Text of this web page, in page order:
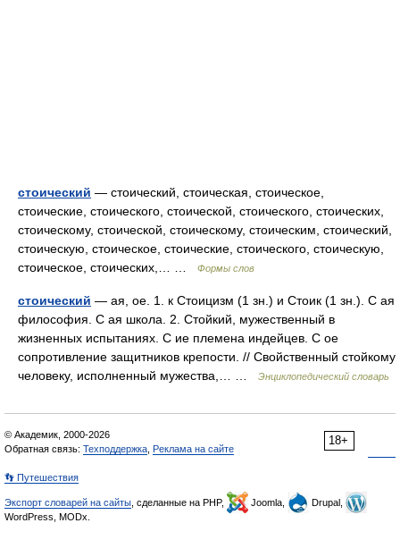
стоический — стоический, стоическая, стоическое,
стоические, стоического, стоической, стоического, стоических,
стоическому, стоической, стоическому, стоическим, стоический,
стоическую, стоическое, стоические, стоического, стоическую,
стоическое, стоических,… …
Формы слов
стоический — ая, ое. 1. к Стоицизм (1 зн.) и Стоик (1 зн.). С ая
философия. С ая школа. 2. Стойкий, мужественный в
жизненных испытаниях. С ие племена индейцев. С ое
сопротивление защитников крепости. // Свойственный стойкому
человеку, исполненный мужества,… …
Энциклопедический словарь
18+
© Академик, 2000-2026
Обратная связь: Техподдержка Реклама на сайте
👣 Путешествия
Экспорт словарей на сайты , сделанные на PHP, Joomla,
Drupal,
WordPress, MODx.